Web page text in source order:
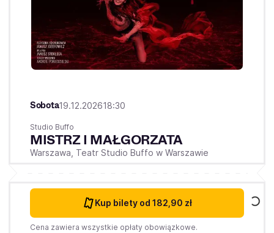
Sobota19.12.202618:30
Studio Buffo
MISTRZ I MAŁGORZATA
Warszawa, Teatr Studio Buffo w Warszawie
Kup bilety od 182,90 zł
Cena zawiera wszystkie opłaty obowiązkowe.